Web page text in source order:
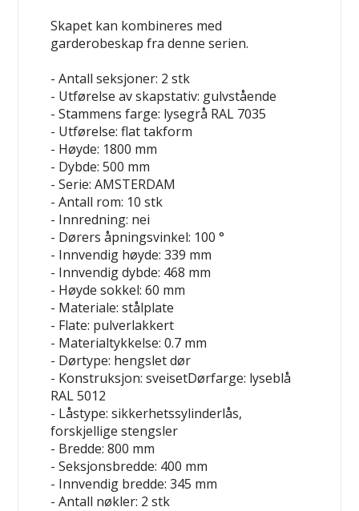
Skapet kan kombineres med
garderobeskap fra denne serien.
- Antall seksjoner: 2 stk
- Utførelse av skapstativ: gulvstående
- Stammens farge: lysegrå RAL 7035
- Utførelse: flat takform
- Høyde: 1800 mm
- Dybde: 500 mm
- Serie: AMSTERDAM
- Antall rom: 10 stk
- Innredning: nei
- Dørers åpningsvinkel: 100 °
- Innvendig høyde: 339 mm
- Innvendig dybde: 468 mm
- Høyde sokkel: 60 mm
- Materiale: stålplate
- Flate: pulverlakkert
- Materialtykkelse: 0.7 mm
- Dørtype: hengslet dør
- Konstruksjon: sveisetDørfarge: lyseblå
RAL 5012
- Låstype: sikkerhetssylinderlås,
forskjellige stengsler
- Bredde: 800 mm
- Seksjonsbredde: 400 mm
- Innvendig bredde: 345 mm
- Antall nøkler: 2 stk